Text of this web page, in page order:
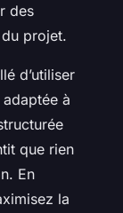
des
projet.
d’utiliser
à
que rien
En
la